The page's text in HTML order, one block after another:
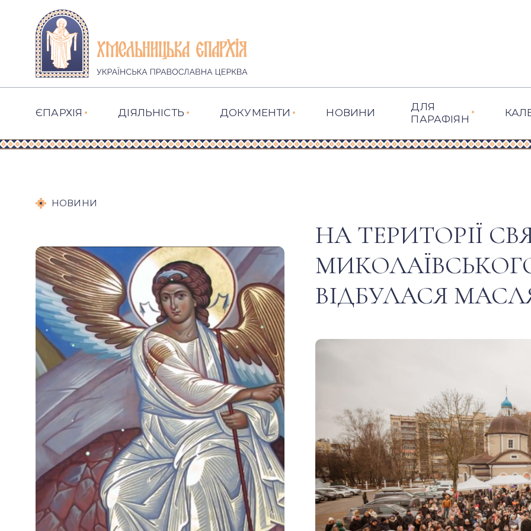
ЄПАРХІЯ ДІЯЛЬНІСТЬ ДОКУМЕНТИ НОВИНИ
ДЛЯ
ПАРАФІЯН
НОВИНИ
НА ТЕРИТОРІЇ
ВІДБУЛАСЯ